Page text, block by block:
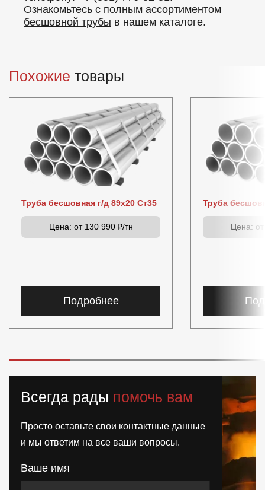
Ознакомьтесь с полным ассортиментом
бесшовной трубы в нашем каталоге.
Похожие товары
Труба бесшовная г/д 89х20 Ст35
Цена: от 130 990 ₽/тн
Подробнее
Труба
Цена:
Всегда рады помочь вам
Просто оставьте свои контактные данные
и мы ответим на все ваши вопросы.
Ваше имя